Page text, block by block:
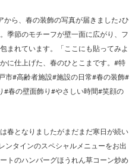
から、春の装飾の写真が届きました♪ひ
季節のモチーフが壁一面に広がり、フ
まれています。「ここにも貼ってみよ
に仕上げた、春のひとこまです。#特
市#高齢者施設#施設の日常#春の装飾#
#春の壁面飾り#やさしい時間#笑顔の
春となりましたがまだまだ寒日が続い
ンタインのスペシャルメニューをお出
トのハンバーグほうれん草コーン炒め